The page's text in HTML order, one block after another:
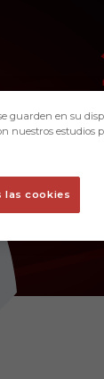
guarden en su
nuestros estudios
las cookies